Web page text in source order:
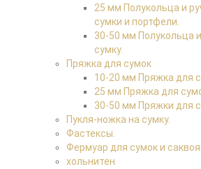
25 мм Полукольца и
сумки и портфели.
30-50 мм Полукольца
сумку.
Пряжка для сумок
10-20 мм Пряжка для
25 мм Пряжка для
30-50 мм Пряжки для
Пукля-ножка на сумку.
Фастексы.
Фермуар для сумок и
хольнитен